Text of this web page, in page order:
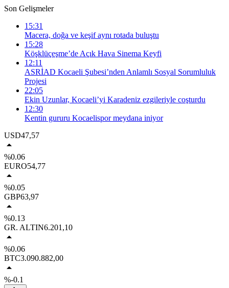
Son Gelişmeler
15:31
Macera, doğa ve keşif aynı rotada buluştu
15:28
Köşklüçeşme’de Açık Hava Sinema Keyfi
12:11
ASRİAD Kocaeli Şubesi’nden Anlamlı Sosyal Sorumluluk
Projesi
22:05
Ekin Uzunlar, Kocaeli’yi Karadeniz ezgileriyle coşturdu
12:30
Kentin gururu Kocaelispor meydana iniyor
USD47,57
%0.06
EURO54,77
%0.05
GBP63,97
%0.13
GR. ALTIN6.201,10
%0.06
BTC3.090.882,00
%-0.1